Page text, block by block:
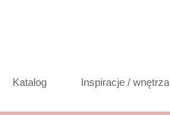
Katalog Inspiracje / wnętrza